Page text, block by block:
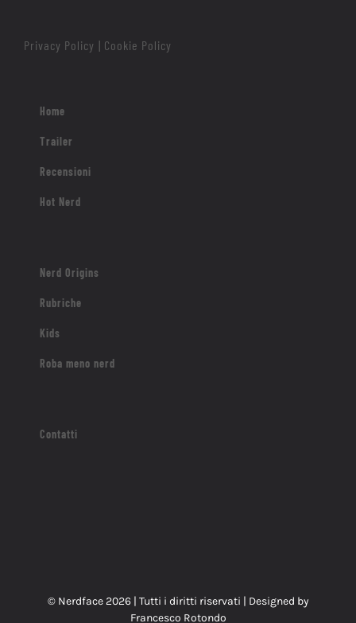
Privacy Policy Cookie Policy
Home
Trailer
Recensioni
Hot Nerd
Nerd Origins
Rubriche
Kids
Roba meno nerd
Contatti
© Nerdface 2026 | Tutti i diritti riservati | Designed by
Francesco Rotondo